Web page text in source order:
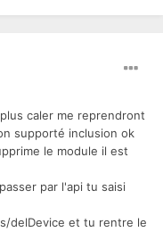
caler me reprendront
supporté inclusion ok
le module il est
par l'api tu saisi
delDevice et tu rentre le